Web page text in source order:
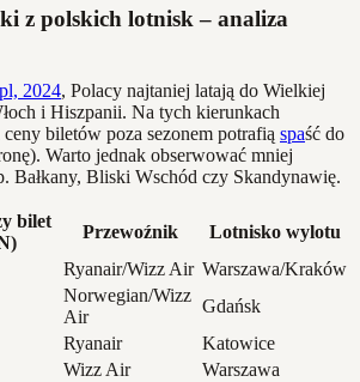
z polskich lotnisk – analiza
2024, Polacy najtaniej latają do Wielkiej
i Hiszpanii. Na tych kierunkach
ceny biletów poza sezonem potrafią spaść do
Warto jednak obserwować mniej
Bałkany, Bliski Wschód czy Skandynawię.
bilet
Przewoźnik
Lotnisko wylotu
Ryanair/Wizz Air Warszawa/Kraków
Norwegian/Wizz
Air
Gdańsk
Ryanair
Katowice
Wizz Air
Warszawa